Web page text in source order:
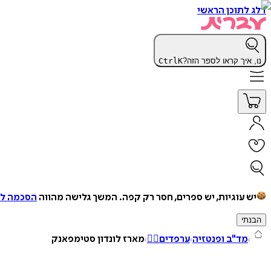
דלג לתוכן הראשי
נו, איך קראו לספר הזה? CtrlK
יש עוגיות, יש ספרים, חסר רק קפה. המשך גלישה מהווה הסכמה
הבנתי
מד"ב ופנטזיה ערפדים🧛‍♀️ מארז לונדון סטימפאנק